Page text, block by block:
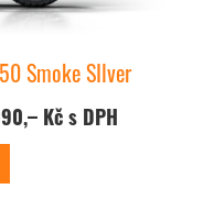
Smoke SIlver
Kč s DPH